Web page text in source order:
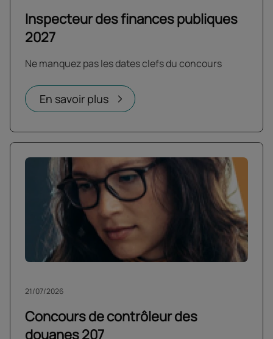
Inspecteur des finances publiques
2027
Ne manquez pas les dates clefs du concours
En savoir plus
Concours de contrôleur des
douanes 207
21/07/2026